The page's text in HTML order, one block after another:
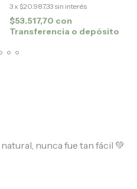
3x $20.987,33 sin interés
$53.517,70 con
Transferencia o depósito
nunca fue tan fácil 💚